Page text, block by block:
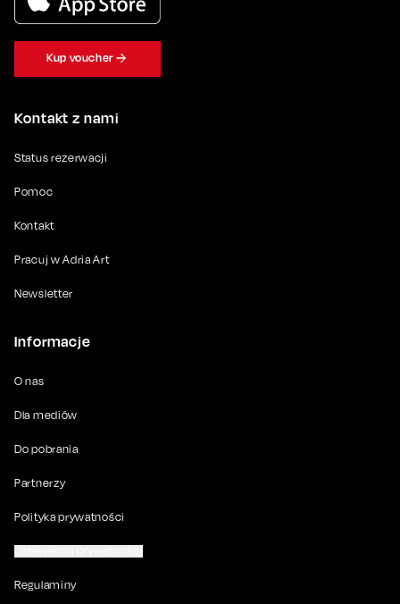
Kontakt z nami
Status rezerwacji
Pomoc
Kontakt
Pracuj w Adria Art
Newsletter
Informacje
O nas
Dla mediów
Do pobrania
Partnerzy
Polityka prywatności
Regulaminy
Kup voucher